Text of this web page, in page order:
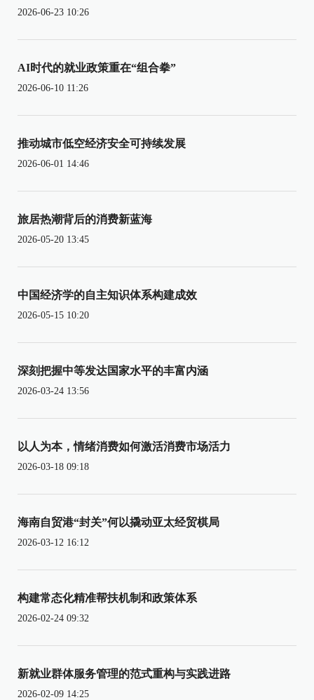
2026-06-23 10:26
AI时代的就业政策重在“组合拳”
2026-06-10 11:26
推动城市低空经济安全可持续发展
2026-06-01 14:46
旅居热潮背后的消费新蓝海
2026-05-20 13:45
中国经济学的自主知识体系构建成效
2026-05-15 10:20
深刻把握中等发达国家水平的丰富内涵
2026-03-24 13:56
以人为本，情绪消费如何激活消费市场活力
2026-03-18 09:18
海南自贸港“封关”何以撬动亚太经贸棋局
2026-03-12 16:12
构建常态化精准帮扶机制和政策体系
2026-02-24 09:32
新就业群体服务管理的范式重构与实践进路
2026-02-09 14:25